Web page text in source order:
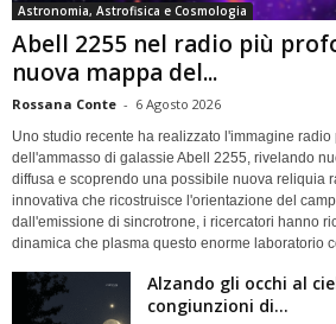
Astronomia, Astrofisica e Cosmologia
Abell 2255 nel radio più
nuova mappa del...
Rossana Conte - 6 Agosto 2026
Uno studio recente ha realizzato l'immagine
dell'ammasso di galassie Abell 2255, rivelando
diffusa e scoprendo una possibile nuova reliquia
innovativa che ricostruisce l'orientazione del
dall'emissione di sincrotrone, i ricercatori hanno
dinamica che plasma questo enorme laboratorio
Alzando gli occhi al
congiunzioni di...